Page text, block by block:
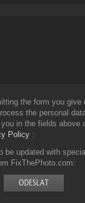
the form you give
the personal
in the fields above
Policy
be updated with
FixThePhoto.com